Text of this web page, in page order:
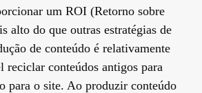
um ROI (Retorno sobre
alto do que outras estratégias de
de conteúdo é relativamente
reciclar conteúdos antigos para
para o site. Ao produzir conteúdo